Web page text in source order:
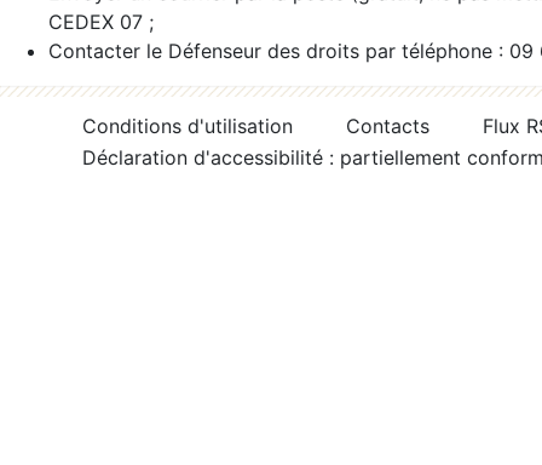
CEDEX 07 ;
Contacter le Défenseur des droits par téléphone :
Conditions d'utilisation Contacts
Flux
Déclaration d'accessibilité : partiellement